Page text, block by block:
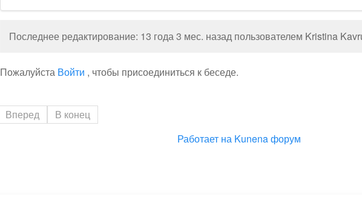
Последнее редактирование: 13 года 3 мес. назад пользователем Kristina
Пожалуйста Войти , чтобы присоединиться к беседе.
Вперед
В конец
Работает на Kunena форум